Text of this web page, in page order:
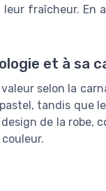
fraîcheur. En
et à sa
selon la
tandis que
de la robe,